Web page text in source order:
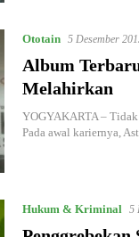
Ototain 5 Desember
Album
Melahirkan
YOGYAKARTA – Tidak
Pada awal kariernya,
Hukum & Kriminal 5